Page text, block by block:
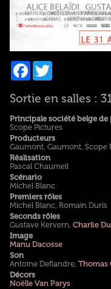
Facebook
Twitter
Sortie en salles :
Principale société belge
Scope Pictures
Producteurs
Gaumont, Gaumont, Scope
Réalisation
Pascal Chaumeil
Scénario
Michel Blanc
Premiers rôles
Michel Blanc, Romain Duris
Seconds rôles
Gustave Kervern, Charlie
Image
Manu Dacosse
Son
Antoine Deflandre, Thomas
Décors
Noëlle Van Parys